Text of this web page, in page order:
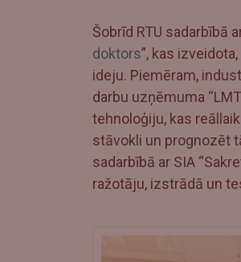
Šobrīd RTU sadarbībā
doktors”, kas
ideju. Piemēram,
darbu uzņēmuma
tehnoloģiju, kas
stāvokli un prognozēt
sadarbībā ar SIA
ražotāju, izstrādā un